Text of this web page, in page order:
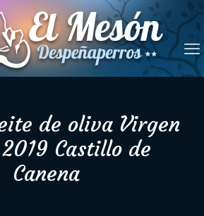
de oliva Virgen
Castillo de
Canena